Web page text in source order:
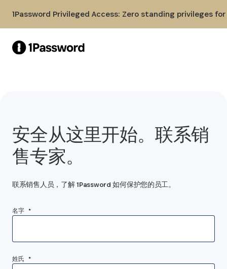
1Password Privileged Access: Zero standing privileges
安全从这里开始。联系销
售专家。
联系销售人员，了解 1Password 如何保护您的员工。
名字 *
姓氏 *